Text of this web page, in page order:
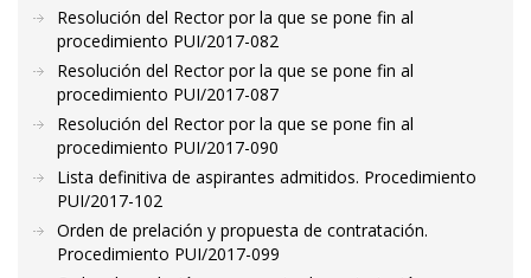
Resolución del Rector por la que se pone fin al
procedimiento PUI/2017-082
Resolución del Rector por la que se pone fin al
procedimiento PUI/2017-087
Resolución del Rector por la que se pone fin al
procedimiento PUI/2017-090
Lista definitiva de aspirantes admitidos. Procedimiento
PUI/2017-102
Orden de prelación y propuesta de contratación.
Procedimiento PUI/2017-099